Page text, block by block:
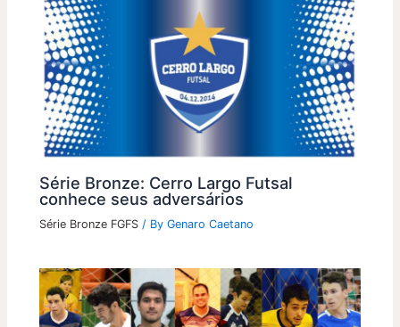
Série Bronze: Cerro Largo Futsal
conhece seus adversários
Série Bronze FGFS / ByGenaro Caetano